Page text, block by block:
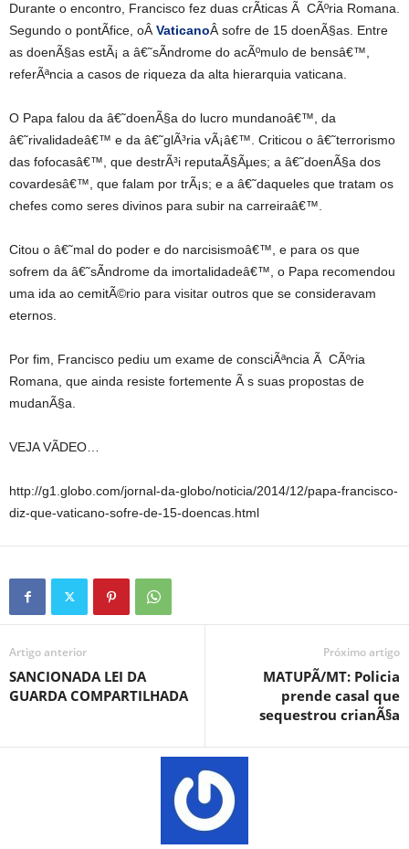
Durante o encontro, Francisco fez duas crÃ­ticas Ã CÃºria Romana.
Segundo o pontÃ­fice, oÂ VaticanoÂ sofre de 15 doenÃ§as. Entre
as doenÃ§as estÃ¡ a â€˜sÃ­ndrome do acÃºmulo de bensâ€™,
referÃªncia a casos de riqueza da alta hierarquia vaticana.
O Papa falou da â€˜doenÃ§a do lucro mundanoâ€™, da
â€˜rivalidadeâ€™ e da â€˜glÃ³ria vÃ¡â€™. Criticou o â€˜terrorismo
das fofocasâ€™, que destrÃ³i reputaÃ§Ãµes; a â€˜doenÃ§a dos
covardesâ€™, que falam por trÃ¡s; e a â€˜daqueles que tratam os
chefes como seres divinos para subir na carreiraâ€™.
Citou o â€˜mal do poder e do narcisismoâ€™, e para os que
sofrem da â€˜sÃ­ndrome da imortalidadeâ€™, o Papa recomendou
uma ida ao cemitÃ©rio para visitar outros que se consideravam
eternos.
Por fim, Francisco pediu um exame de consciÃªncia Ã CÃºria
Romana, que ainda resiste fortemente Ã s suas propostas de
mudanÃ§a.
VEJA VÃDEO…
http://g1.globo.com/jornal-da-globo/noticia/2014/12/papa-francisco-
diz-que-vaticano-sofre-de-15-doencas.html
Artigo anterior
SANCIONADA LEI DA
GUARDA COMPARTILHADA
Próximo artigo
MATUPÃ/MT: Policia
prende casal que
sequestrou crianÃ§a